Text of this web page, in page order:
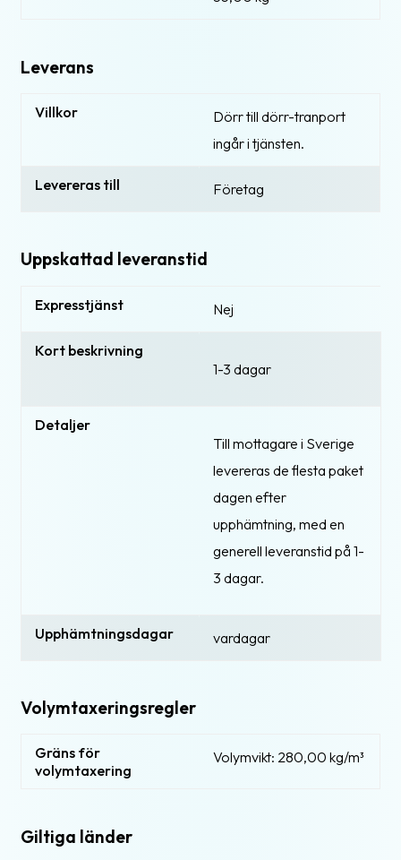
Leverans
Villkor
Dörr till dörr-tranport
ingår i tjänsten.
Levereras till Företag
Uppskattad leveranstid
Expresstjänst Nej
Kort beskrivning
1-3 dagar
Detaljer
Till mottagare i Sverige
levereras de flesta paket
dagen efter
upphämtning, med en
generell leveranstid på 1-
3 dagar.
Upphämtningsdagar vardagar
Volymtaxeringsregler
Gräns för
volymtaxering
Volymvikt: 280,00 kg/m³
Giltiga länder